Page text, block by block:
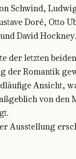
Schwind,
Doré, Otto
David Hockney.
der letzten
der Romantik
Ansicht,
von den
Ausstellung